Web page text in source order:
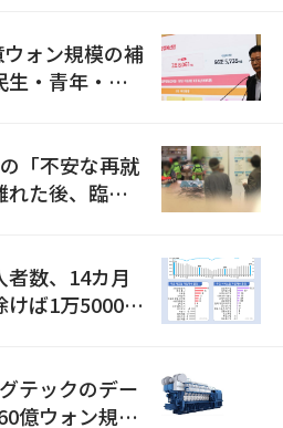
ォン規模の補
・青年・安
「不安な再就
た後、臨時
数、14カ月
ば1万5000人
テックのデー
億ウォン規模